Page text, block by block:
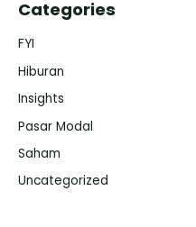
Categories
FYI
Hiburan
Insights
Pasar Modal
Saham
Uncategorized